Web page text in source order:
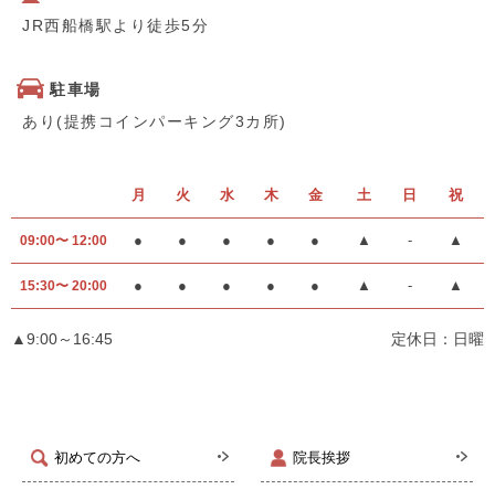
初めての方へ 院長挨拶
JR西船橋駅より徒歩5分
駐車場
あり(提携コインパーキング3カ所)
月 火 水 木 金 土 日 祝
09:00〜 12:00 ● ● ● ● ● ▲ - ▲
15:30〜 20:00 ● ● ● ● ● ▲ - ▲
▲9:00～16:45 定休日：日曜